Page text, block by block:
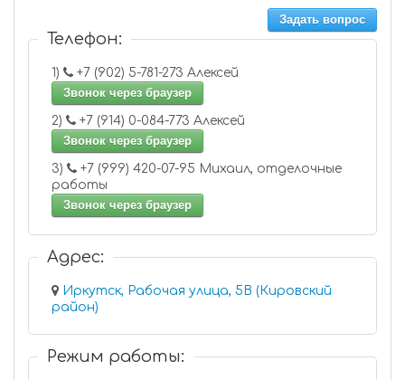
Задать вопрос
Телефон:
1)
+7 (902) 5-781-273 Алексей
Звонок через браузер
2)
+7 (914) 0-084-773 Алексей
Звонок через браузер
3)
работы
Звонок через браузер
Адрес:
Иркутск, Рабочая улица, 5В (Кировский
район)
Режим работы: